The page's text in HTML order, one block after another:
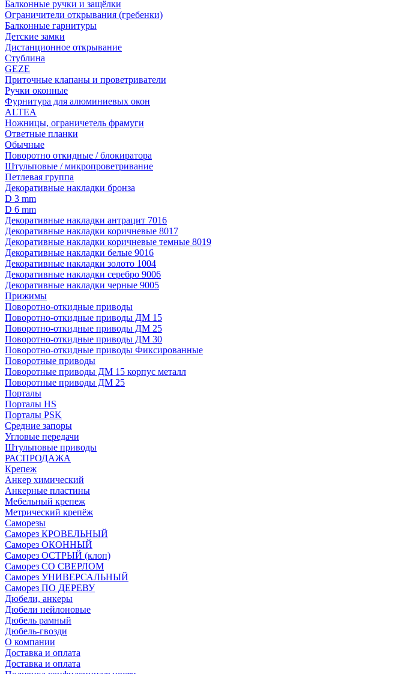
Балконные ручки и защёлки
Ограничители открывания (гребенки)
Балконные гарнитуры
Детские замки
Дистанционное открывание
Стублина
GEZE
Приточные клапаны и проветриватели
Ручки оконные
Фурнитура для алюминиевых окон
ALTEA
Ножницы, ограничетель фрамуги
Ответные планки
Обычные
Поворотно откидные / блокиратора
Штульповые / микропроветривание
Петлевая группа
Декоративные накладки бронза
D 3 mm
D 6 mm
Декоративные накладки антрацит 7016
Декоративные накладки коричневые 8017
Декоративные накладки коричневые темные 8019
Декоративные накладки белые 9016
Декоративные накладки золото 1004
Декоративные накладки серебро 9006
Декоративные накладки черные 9005
Прижимы
Поворотно-откидные приводы
Поворотно-откидные приводы ДМ 15
Поворотно-откидные приводы ДМ 25
Поворотно-откидные приводы ДМ 30
Поворотно-откидные приводы Фиксированные
Поворотные приводы
Поворотные приводы ДМ 15 корпус металл
Поворотные приводы ДМ 25
Порталы
Порталы HS
Порталы PSK
Средние запоры
Угловые передачи
Штульповые приводы
РАСПРОДАЖА
Крепеж
Анкер химический
Анкерные пластины
Мебельный крепеж
Метрический крепёж
Саморезы
Саморез КРОВЕЛЬНЫЙ
Саморез ОКОННЫЙ
Саморез ОСТРЫЙ (клоп)
Саморез СО СВЕРЛОМ
Саморез УНИВЕРСАЛЬНЫЙ
Саморез ПО ДЕРЕВУ
Дюбели, анкеры
Дюбели нейлоновые
Дюбель рамный
Дюбель-гвозди
О компании
Доставка и оплата
Доставка и оплата